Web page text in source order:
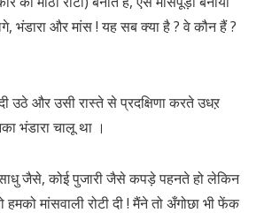
भंडारा और मांस ! यह सब क्या है ? वे कौन हैं ?
उठे और उसी रास्ते से प्रदक्षिणा करते उधऱ
भंडारा चालू था ।
साधु जैसे, कोई पुजारी जैसे कपड़े पहनते हो लेकिन
हमको मांसवाली रोटी दी ! मैंने तो अँगोछा भी फेंक